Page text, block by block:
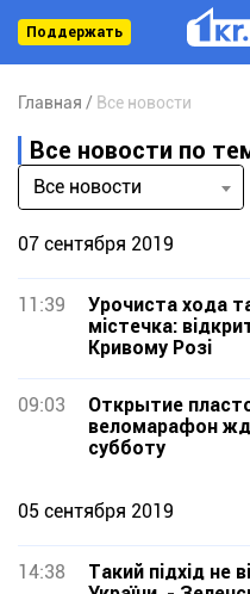
Поддержать
Главная Все новости
Все новости по
Все новости
07 сентября 2019
11:39
Урочиста хода
містечка:
Кривому Розі
09:03
Открытие
веломарафон
субботу
05 сентября 2019
14:38
Такий підхід не